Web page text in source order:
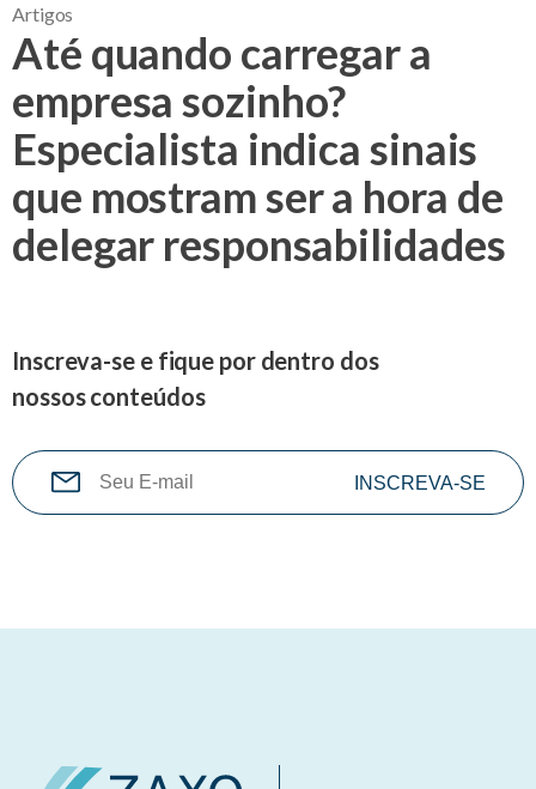
Artigos
Até quando carregar a
empresa sozinho?
Especialista indica sinais
que mostram ser a hora de
delegar responsabilidades
Inscreva-se e fique por dentro dos
nossos conteúdos